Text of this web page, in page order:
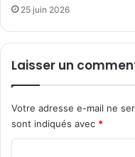
25 juin 2026
Laisser un
Votre adresse e-mail ne
sont indiqués avec *